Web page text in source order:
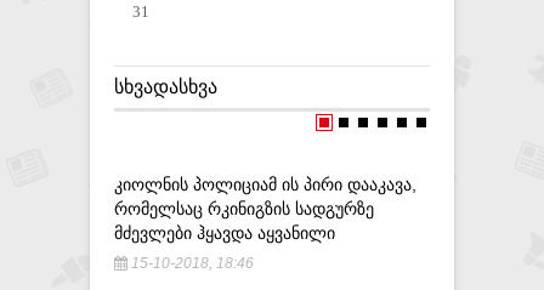
31
ᲡᲮᲕᲐᲓᲐᲡᲮᲕᲐ
ᲙᲘᲝᲚᲜᲘᲡ ᲞᲝᲚᲘᲪᲘᲐᲛ ᲘᲡ ᲞᲘᲠᲘ ᲓᲐᲐᲙᲐᲕᲐ,
ᲠᲝᲛᲔᲚᲡᲐᲪ ᲠᲙᲘᲜᲘᲒᲖᲘᲡ ᲡᲐᲓᲒᲣᲠᲖᲔ
ᲛᲫᲔᲕᲚᲔᲑᲘ ᲰᲧᲐᲕᲓᲐ ᲐᲧᲕᲐᲜᲘᲚᲘ
15-10-2018, 18:46